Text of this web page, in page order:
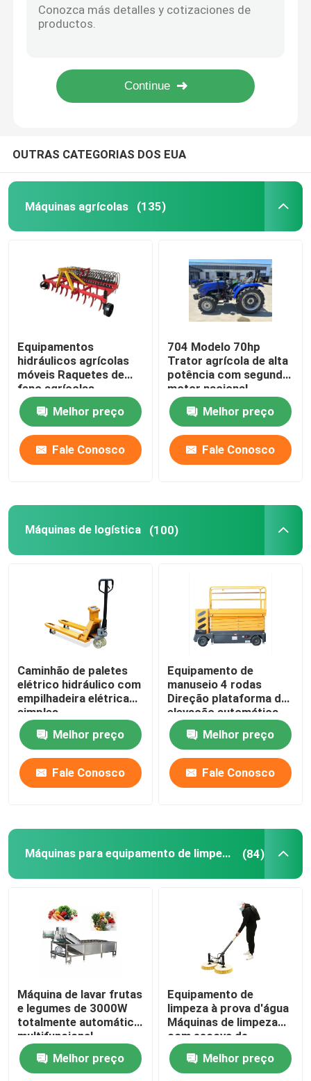
Máquinas de embalagem industrial
Equipamento de salvamento de emergência
Rolamentos de rolo esféricos
Linha de montagem do transportador
Máquinas de processamento de alimentos
Outras máquinas
Elevador elétrico japonês
OUTRAS CATEGORIAS DOS EUA
Máquinas agrícolas (135)
Equipamentos
hidráulicos agrícolas
móveis Raquetes de
feno agrícolas
Melhor preço
Fale Conosco
704 Modelo 70hp
Trator agrícola de alta
potência com segundo
motor nacional
Melhor preço
Fale Conosco
Máquinas de logística (100)
Caminhão de paletes
elétrico hidráulico com
empilhadeira elétrica
simples
Melhor preço
Fale Conosco
Equipamento de
manuseio 4 rodas
Direção plataforma de
elevação automática
de tesoura plataforma
de trabalho aéreo
elétrica
Melhor preço
Fale Conosco
Máquinas para equipamento de limpeza (84)
Máquina de lavar frutas
e legumes de 3000W
totalmente automática
multifuncional
Melhor preço
Equipamento de
limpeza à prova d'água
Máquinas de limpeza
com escova de
rotação solar de
cabeça duplaMelhor preço